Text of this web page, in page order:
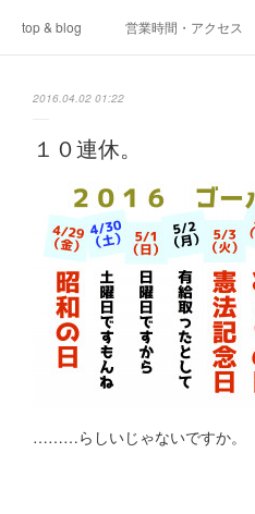
top & blog 営業時間・アクセス
2016.04.02 01:22
１０連休。
………らしいじゃないですか。